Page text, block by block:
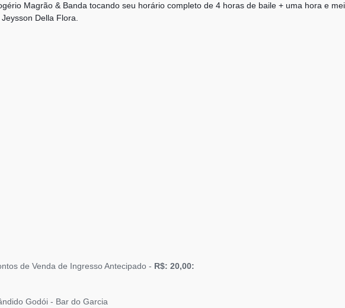
Magrão & Banda tocando seu horário completo de 4 horas de baile + uma hora e
Jeysson Della Flora.
de Venda de Ingresso Antecipado - R$: 20,00:
Godói - Bar do Garcia